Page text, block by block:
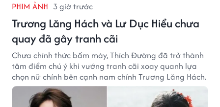
PHIM ẢNH 3 giờ trước
Trương Lăng Hách và Lư Dục Hiểu chưa
quay đã gây tranh cãi
Chưa chính thức bấm máy, Thích Đường đã trở thành
tâm điểm chú ý khi vướng tranh cãi xoay quanh lựa
chọn nữ chính bên cạnh nam chính Trương Lăng Hách.